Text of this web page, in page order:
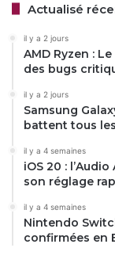
promises pour le
devront peut-être
HarmonyOS.
séduisante pour
fabrication et la
particularités
Suivez-nous
Actualisé
il y a 2 jours
AMD Ryzen :
des bugs
il y a 2 jours
Samsung
battent tous
il y a 4 semaines
iOS 20 :
son réglage
il y a 4 semaines
Nintendo
confirmées en